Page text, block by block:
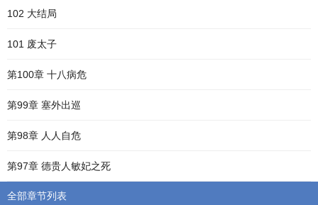
102 大结局
101 废太子
第100章 十八病危
第99章 塞外出巡
第98章 人人自危
第97章 德贵人敏妃之死
全部章节列表